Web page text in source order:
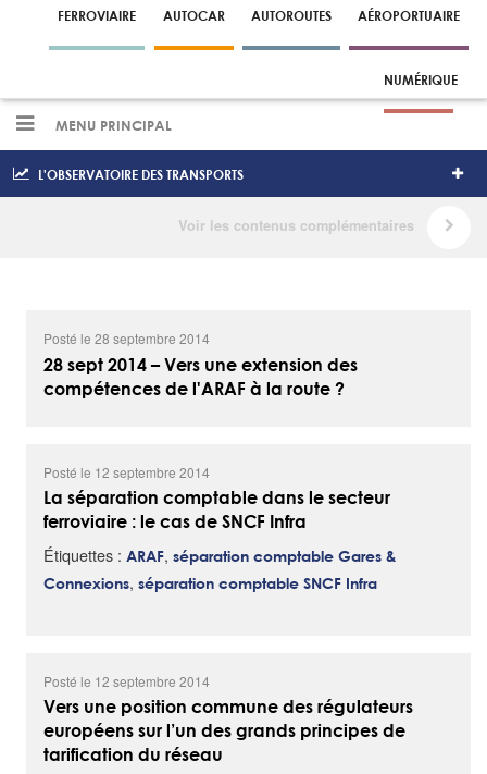
recherche
FERROVIAIRE AUTOCAR AUTOROUTES AÉROPORTUAIRE
NUMÉRIQUE
MENU PRINCIPAL
L'OBSERVATOIRE DES TRANSPORTS
Posté le 28 septembre 2014
28 sept 2014 – Vers une extension des
compétences de l'ARAF à la route ?
Posté le 12 septembre 2014
La séparation comptable dans le secteur
ferroviaire : le cas de SNCF Infra
Étiquettes : ARAF, séparation comptable Gares &
Connexions, séparation comptable SNCF Infra
Posté le 12 septembre 2014
Vers une position commune des régulateurs
européens sur l’un des grands principes de
tarification du réseau